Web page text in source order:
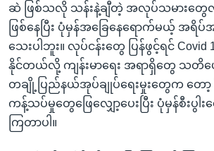
ဆဲ ဖြစ်သလို သန်းနဲ့ချီတဲ့ အလုပ်သမား
ဖြစ်နေပြီး ပုံမှန်အခြေနေရောက်မယ့် အရိပ်
သေးပါဘူး။ လုပ်ငန်းတွေ ပြန်ဖွင့်ရင်
နိုင်တယ်လို့ ကျန်းမာရေး အရာရှိတွေ သတိပ
တချို့ပြည်နယ်အုပ်ချုပ်ရေးမှုးတွေက တော့
ကန့်သပ်မှုတွေဖြေလျှော့ပေးပြီး ပုံမှန်စီးပွါး
ကြတာပါ။